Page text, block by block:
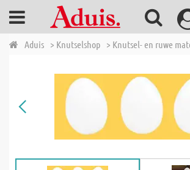
Aduis > Knutselshop > Knutsel- en ruwe